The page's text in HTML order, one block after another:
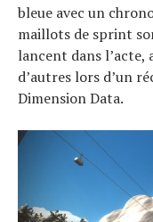
bleue avec un
maillots de sprint
lancent dans
d’autres lors d’un
Dimension Data.